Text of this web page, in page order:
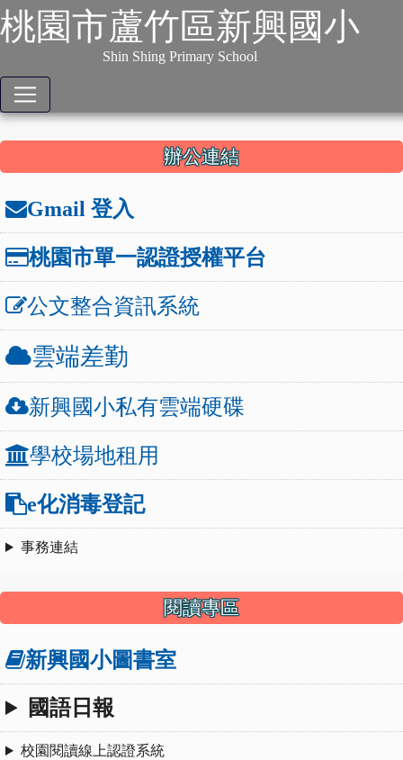
跳到主要內容
網站導覽
桃園市蘆竹區新興國小
Shin Shing Primary School
本站消息 分月文章
文章列表
辦公連結
Gmail 登入
桃園市單一認證授權平台
公文整合資訊系統
雲端差勤
新興國小私有雲端硬碟
學校場地租用
e化消毒登記
事務連結
閱讀專區
新興國小圖書室
國語日報
校園閱讀線上認證系統